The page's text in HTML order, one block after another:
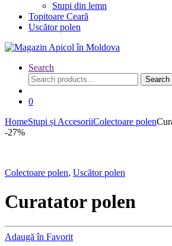
Stupi din lemn
Topitoare Ceară
Uscător polen
Search
Search
for:
Search
0
HomeStupi și AccesoriiColectoare polen
-27%
Colectoare polen, Uscător polen
Curatator polen
Adaugă în Favorit